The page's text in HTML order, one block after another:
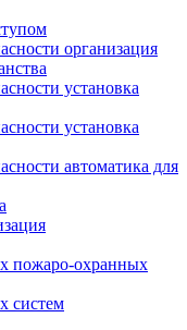
организация
установка
установка
автоматика для
пожаро-охранных
систем